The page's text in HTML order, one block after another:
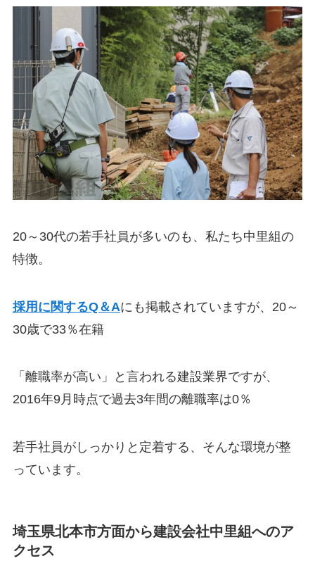
20～30代の若手社員が多いのも、私たち中里組の
特徴。
採用に関するQ＆Aにも掲載されていますが、20～
30歳で33％在籍
「離職率が高い」と言われる建設業界ですが、
2016年9月時点で過去3年間の離職率は0％
若手社員がしっかりと定着する、そんな環境が整
っています。
埼玉県北本市方面から建設会社中里組へのア
クセス